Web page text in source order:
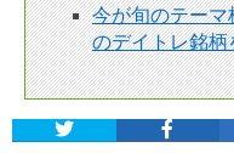
今が旬のテー
のデイトレ銘